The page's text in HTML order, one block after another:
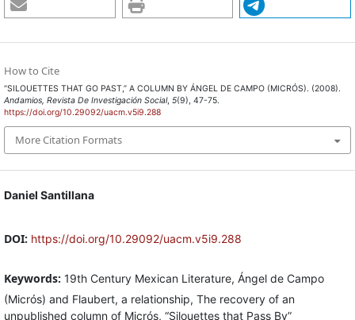
Daniel Santillana
DOI: https://doi.org/10.29092/uacm.v5i9.288
Keywords: 19th Century Mexican Literature, Ángel de Campo
(Micrós) and Flaubert, a relationship, The recovery of an
unpublished column of Micrós, “Silouettes that Pass By”
How to Cite
“SILOUETTES THAT GO PAST,” A COLUMN BY ÁNGEL DE CAMPO (MICRÓS). (2008).
Andamios, Revista De Investigación Social, 5(9), 47-75.
https://doi.org/10.29092/uacm.v5i9.288
More Citation Formats